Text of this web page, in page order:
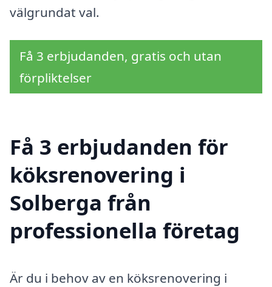
välgrundat val.
Få 3 erbjudanden, gratis och utan
förpliktelser
Få 3 erbjudanden för
köksrenovering i
Solberga från
professionella företag
Är du i behov av en köksrenovering i